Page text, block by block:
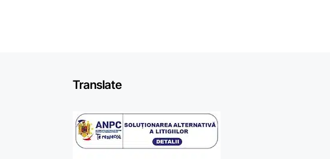
Translate